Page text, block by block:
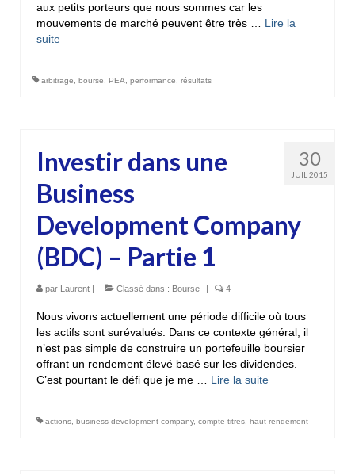
aux petits porteurs que nous sommes car les
mouvements de marché peuvent être très … Lire la
suite­­
arbitrage, bourse, PEA, performance, résultats
30
JUIL 2015
Investir dans une
Business
Development Company
(BDC) – Partie 1
par Laurent Classé dans : Bourse 4
Nous vivons actuellement une période difficile où tous
les actifs sont surévalués. Dans ce contexte général, il
n’est pas simple de construire un portefeuille boursier
offrant un rendement élevé basé sur les dividendes.
C’est pourtant le défi que je me … Lire la suite­­
actions, business development company, compte titres, haut rendement